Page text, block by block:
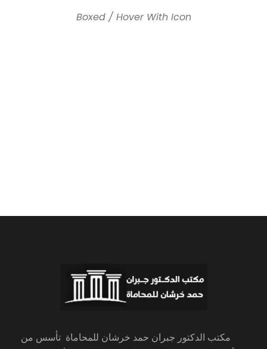
Boxed / Hover With Icon
مكتب الدكتور جبران حمد خرشان للمحاماة تأسس من